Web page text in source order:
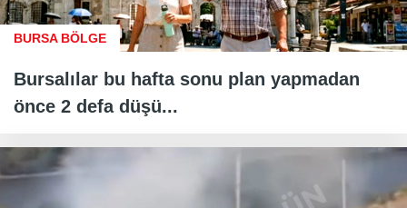
BURSA BÖLGE
Bursalılar bu hafta sonu plan yapmadan
önce 2 defa düşü...